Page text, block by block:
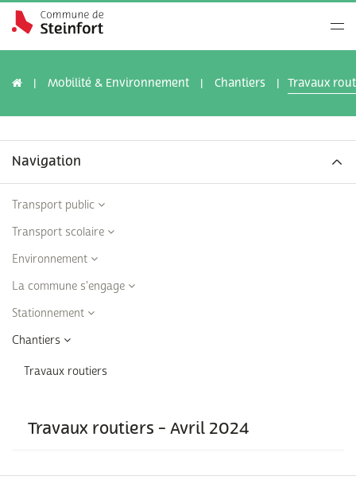
Mobilité & Environnement Chantiers Travaux
Navigation
Transport public
Transport scolaire
Environnement
La commune s'engage
Stationnement
Chantiers
Travaux routiers
Travaux routiers - Avril 2024